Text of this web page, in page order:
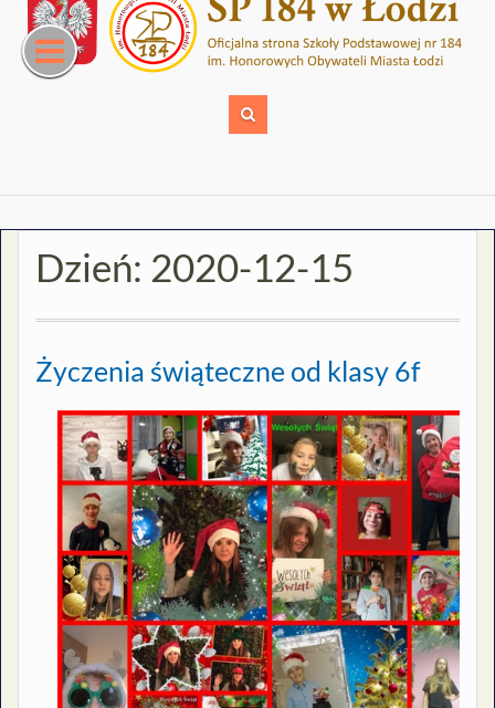
content
Dzień: 2020-12-15
Życzenia świąteczne od klasy 6f